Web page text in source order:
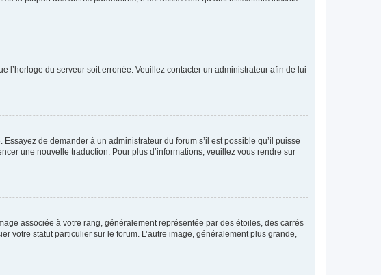
l’horloge du serveur soit erronée. Veuillez contacter un administrateur afin de lui
de demander à un administrateur du forum s’il est possible qu’il puisse
une nouvelle traduction. Pour plus d’informations, veuillez vous rendre sur
associée à votre rang, généralement représentée par des étoiles, des carrés
votre statut particulier sur le forum. L’autre image, généralement plus grande,